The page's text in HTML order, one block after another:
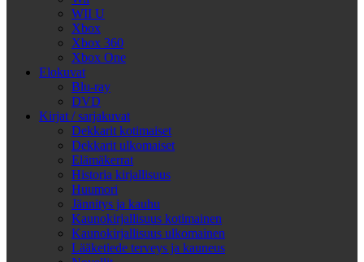
WII U
Xbox
Xbox 360
Xbox One
Elokuvat
Blu-ray
DVD
Kirjat / sarjakuvat
Dekkarit kotimaiset
Dekkarit ulkomaiset
Elämäkerrat
Historia kirjallisuus
Huumori
Jännitys ja kauhu
Kaunokirjallisuus kotimainen
Kaunokirjallisuus ulkomainen
Lääketiede terveys ja kauneus